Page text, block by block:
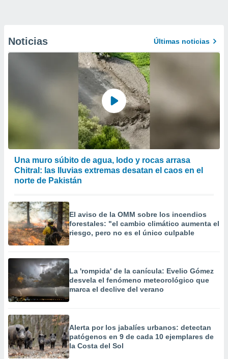
Noticias Últimas noticias
Una muro súbito de agua, lodo y rocas arrasa
Chitral: las lluvias extremas desatan el caos en el
norte de Pakistán
El aviso de la OMM sobre los incendios
forestales: "el cambio climático aumenta el
riesgo, pero no es el único culpable
La 'rompida' de la canícula: Evelio Gómez
desvela el fenómeno meteorológico que
marca el declive del verano
Alerta por los jabalíes urbanos: detectan
patógenos en 9 de cada 10 ejemplares de
la Costa del Sol